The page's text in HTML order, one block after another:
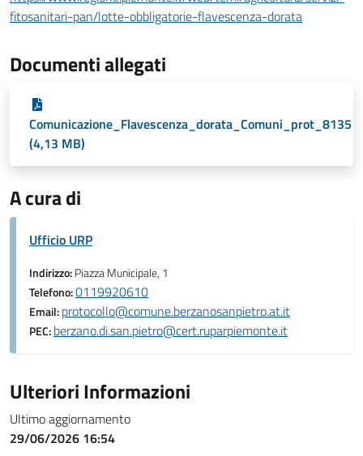
fitosanitari-pan/lotte-obbligatorie-flavescenza-dorata
Documenti allegati
Comunicazione_Flavescenza_dorata_Comuni_prot_8135
(4,13 MB)
A cura di
Ufficio URP
Indirizzo:Piazza Municipale, 1
Telefono:0119920610
Email:protocollo@comune.berzanosanpietro.at.it
PEC:berzano.di.san.pietro@cert.ruparpiemonte.it
Ulteriori Informazioni
Ultimo aggiornamento
29/06/2026 16:54